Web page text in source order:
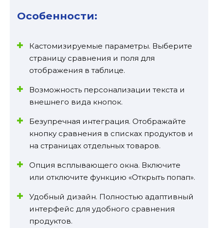
Особенности:
Кастомизируемые параметры. Выберите
страницу сравнения и поля для
отображения в таблице.
Возможность персонализации текста и
внешнего вида кнопок.
Безупречная интеграция. Отображайте
кнопку сравнения в списках продуктов и
на страницах отдельных товаров.
Опция всплывающего окна. Включите
или отключите функцию «Открыть попап».
Удобный дизайн. Полностью адаптивный
интерфейс для удобного сравнения
продуктов.